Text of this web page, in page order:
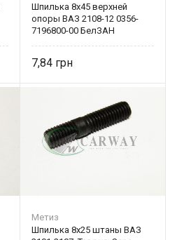
Шпилька 8х45 верхней
опоры ВАЗ 2108-12 0356-
7196800-00 БелЗАН
7,84
Метиз
Шпилька 8х25 штаны ВАЗ